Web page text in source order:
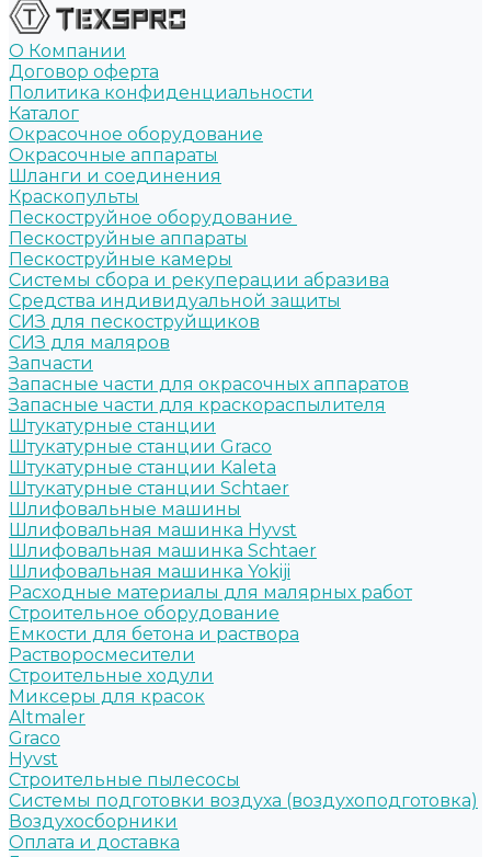
О Компании
Договор оферта
Политика конфиденциальности
Каталог
Окрасочное оборудование
Окрасочные аппараты
Шланги и соединения
Краскопульты
Пескоструйное оборудование
Пескоструйные аппараты
Пескоструйные камеры
Системы сбора и рекуперации абразива
Средства индивидуальной защиты
СИЗ для пескоструйщиков
СИЗ для маляров
Запчасти
Запасные части для окрасочных аппаратов
Запасные части для краскораспылителя
Штукатурные станции
Штукатурные станции Graco
Штукатурные станции Kaleta
Штукатурные станции Schtaer
Шлифовальные машины
Шлифовальная машинка Hyvst
Шлифовальная машинка Schtaer
Шлифовальная машинка Yokiji
Расходные материалы для малярных работ
Строительное оборудование
Емкости для бетона и раствора
Растворосмесители
Строительные ходули
Миксеры для красок
Altmaler
Graco
Hyvst
Строительные пылесосы
Системы подготовки воздуха (воздухоподготовка)
Воздухосборники
Оплата и доставка